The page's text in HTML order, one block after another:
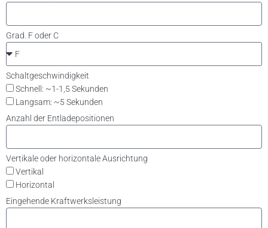
Grad. F oder C
Schaltgeschwindigkeit
Schnell: ~1-1,5 Sekunden
Langsam: ~5 Sekunden
Anzahl der Entladepositionen
Vertikale oder horizontale Ausrichtung
Vertikal
Horizontal
Eingehende Kraftwerksleistung